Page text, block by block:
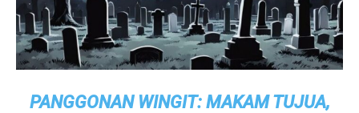
PANGGONAN WINGIT: MAKAM TUJUA,